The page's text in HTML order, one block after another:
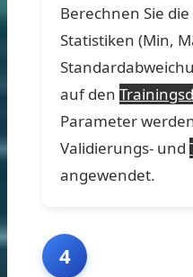
Berechnen Sie
Statistiken (Min,
auf den
Parameter
Validierungs- und
angewendet.
4